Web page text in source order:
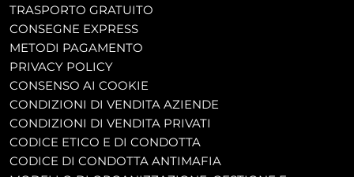
TRASPORTO GRATUITO
CONSEGNE EXPRESS
METODI PAGAMENTO
PRIVACY POLICY
CONSENSO AI COOKIE
CONDIZIONI DI VENDITA AZIENDE
CONDIZIONI DI VENDITA PRIVATI
CODICE ETICO E DI CONDOTTA
CODICE DI CONDOTTA ANTIMAFIA